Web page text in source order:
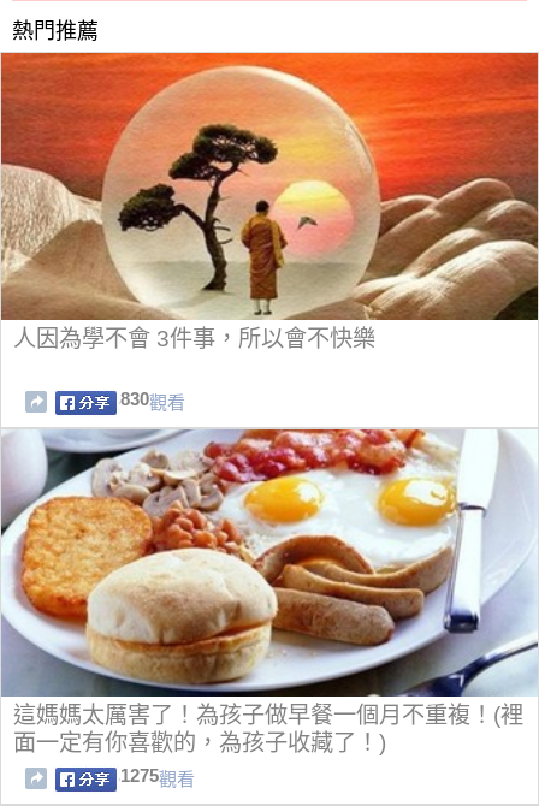
熱門推薦
人因為學不會 3件事，所以會不快樂
830觀看
這媽媽太厲害了！為孩子做早餐一個月不重複！(裡
面一定有你喜歡的，為孩子收藏了！)
1275觀看